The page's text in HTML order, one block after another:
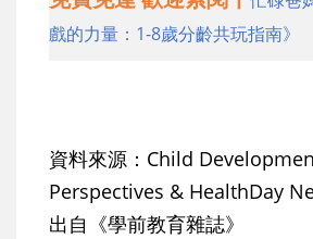
戲的力量：1-8歲分齡共玩指南》
資料來源：Child
Perspectives & HealthDay
出自《學前教育雜誌》